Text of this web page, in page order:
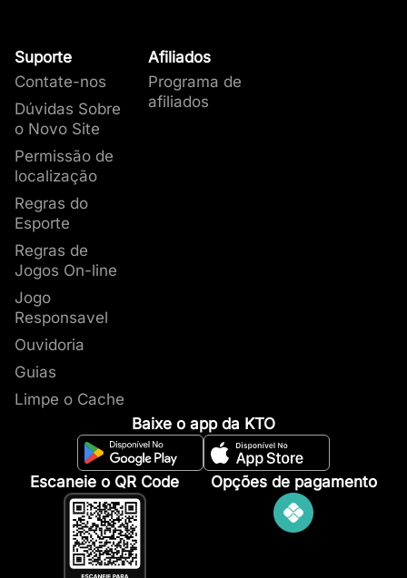
Suporte
Contate-nos
Dúvidas Sobre
o Novo Site
Permissão de
localização
Regras do
Esporte
Regras de
Jogos On-line
Jogo
Responsavel
Ouvidoria
Guias
Limpe o Cache
Afiliados
Programa de
afiliados
Baixe o app da KTO
Escaneie o QR Code Opções de pagamento